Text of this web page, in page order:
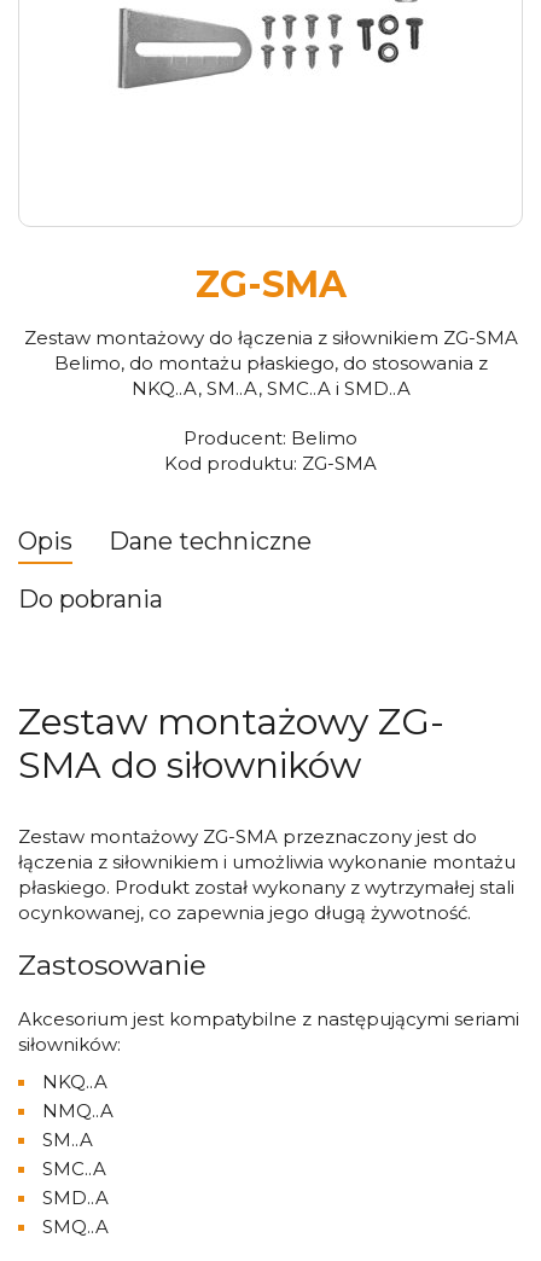
ZG-SMA
Zestaw montażowy do łączenia z siłownikiem ZG-SMA
Belimo, do montażu płaskiego, do stosowania z
NKQ..A, SM..A, SMC..A i SMD..A
Producent: Belimo
Kod produktu: ZG-SMA
Opis
Dane techniczne
Do pobrania
Zestaw montażowy ZG-
SMA do siłowników
Zestaw montażowy ZG-SMA przeznaczony jest do
łączenia z siłownikiem i umożliwia wykonanie montażu
płaskiego. Produkt został wykonany z wytrzymałej stali
ocynkowanej, co zapewnia jego długą żywotność.
Zastosowanie
Akcesorium jest kompatybilne z następującymi seriami
siłowników:
NKQ..A
NMQ..A
SM..A
SMC..A
SMD..A
SMQ..A